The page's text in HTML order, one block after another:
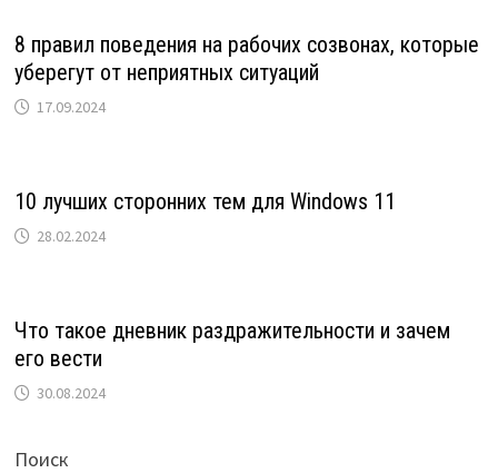
8 правил поведения на рабочих созвонах, которые
уберегут от неприятных ситуаций
17.09.2024
10 лучших сторонних тем для Windows 11
28.02.2024
Что такое дневник раздражительности и зачем
его вести
30.08.2024
Поиск